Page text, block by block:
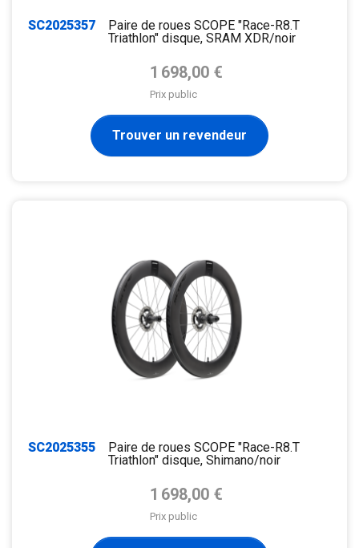
SC2025357
Paire de roues SCOPE "Race-R8.T
Triathlon" disque, SRAM XDR/noir
Prix de base
1 698,00 €
Prix public
Trouver un revendeur
SC2025355
Paire de roues SCOPE "Race-R8.T
Triathlon" disque, Shimano/noir
Prix de base
1 698,00 €
Prix public